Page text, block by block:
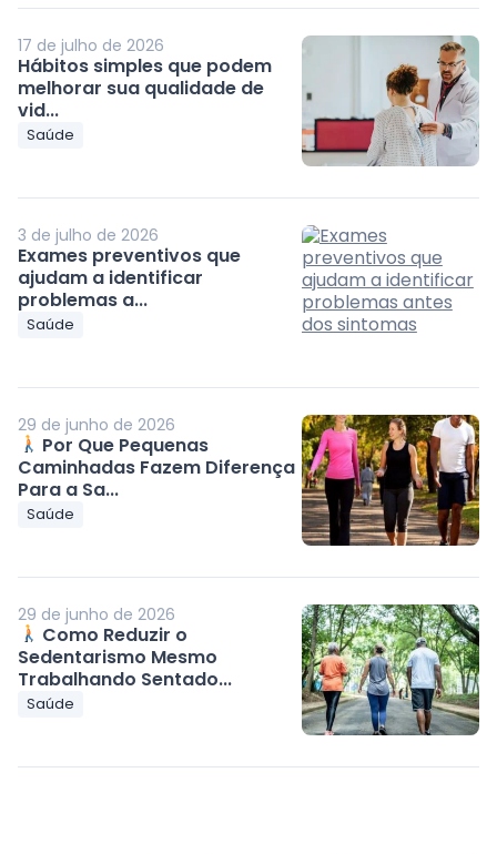
17 de julho de 2026
Hábitos simples que podem
melhorar sua qualidade de
vid...
Saúde
3 de julho de 2026
Exames preventivos que
ajudam a identificar
problemas a...
Saúde
29 de junho de 2026
Por Que Pequenas
Caminhadas Fazem Diferença
Para a Sa...
Saúde
29 de junho de 2026
Como Reduzir o
Sedentarismo Mesmo
Trabalhando Sentado...
Saúde